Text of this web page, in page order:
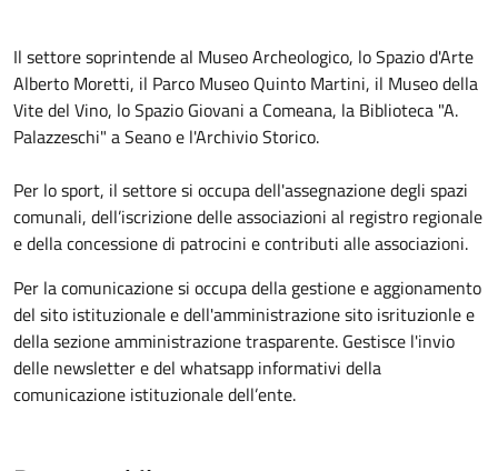
Il settore soprintende al Museo Archeologico, lo Spazio d'Arte
Alberto Moretti, il Parco Museo Quinto Martini, il Museo della
Vite del Vino, lo Spazio Giovani a Comeana, la Biblioteca "A.
Palazzeschi" a Seano e l'Archivio Storico.
Per lo sport, il settore si occupa dell'assegnazione degli spazi
comunali, dell’iscrizione delle associazioni al registro regionale
e della concessione di patrocini e contributi alle associazioni.
Per la comunicazione si occupa della gestione e aggionamento
del sito istituzionale e dell'amministrazione sito isrituzionle e
della sezione amministrazione trasparente. Gestisce l'invio
delle newsletter e del whatsapp informativi della
comunicazione istituzionale dell’ente.